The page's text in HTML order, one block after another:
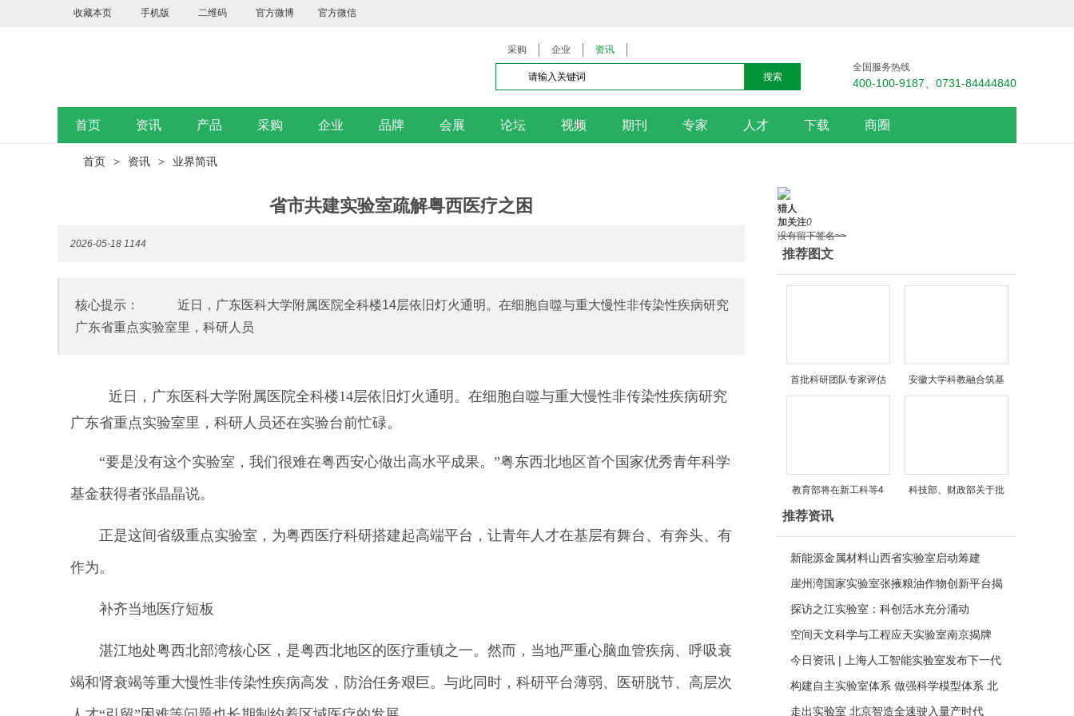
收藏本页 手机版 二维码 官方微博 官方微信
全国服务热线
400-100-9187、0731-84444840
采购 企业 资讯
首页 资讯 产品 采购 企业 品牌 会展 论坛 视频 期刊 专家 人才 下载 商圈
首页 > 资讯 > 业界简讯
省市共建实验室疏解粤西医疗之困
2026-05-18 1144
核心提示： 近日，广东医科大学附属医院全科楼14层依旧灯火通明。在细胞自噬与重大慢性非传染性疾病研究
广东省重点实验室里，科研人员
近日，广东医科大学附属医院全科楼14层依旧灯火通明。在细胞自噬与重大慢性非传染性疾病研究
广东省重点实验室里，科研人员还在实验台前忙碌。
“要是没有这个实验室，我们很难在粤西安心做出高水平成果。”粤东西北地区首个国家优秀青年科学
基金获得者张晶晶说。
正是这间省级重点实验室，为粤西医疗科研搭建起高端平台，让青年人才在基层有舞台、有奔头、有
作为。
补齐当地医疗短板
湛江地处粤西北部湾核心区，是粤西北地区的医疗重镇之一。然而，当地严重心脑血管疾病、呼吸衰
竭和肾衰竭等重大慢性非传染性疾病高发，防治任务艰巨。与此同时，科研平台薄弱、医研脱节、高层次
猎人
加关注0
没有留下签名~~
推荐图文
首批科研团队专家评估 安徽大学科教融合筑基
教育部将在新工科等4 科技部、财政部关于批
推荐资讯
新能源金属材料山西省实验室启动筹建
崖州湾国家实验室张掖粮油作物创新平台揭
牌
探访之江实验室：科创活水充分涌动
空间天文科学与工程应天实验室南京揭牌
今日资讯 | 上海人工智能实验室发布下一代
超智融合新架构
构建自主实验室体系 做强科学模型体系 北
京着力建设全球科学智能创新中枢
走出实验室 北京智造全速驶入量产时代